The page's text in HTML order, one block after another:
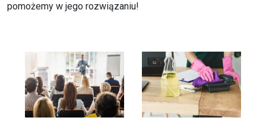
pomożemy w jego rozwiązaniu!